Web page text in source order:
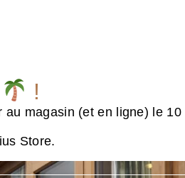
!
au magasin (et en ligne) le 10
Store.